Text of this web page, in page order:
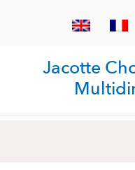
Jacotte